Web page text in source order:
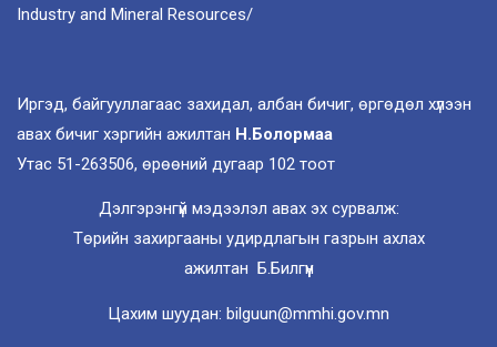
Industry and Mineral Resources/
Иргэд, байгууллагаас захидал, албан бичиг, өргөдөл хүлээн
авах бичиг хэргийн ажилтан Н.Болормаа
Утас 51-263506, өрөөний дугаар 102 тоот
Дэлгэрэнгүй мэдээлэл авах эх сурвалж:
Төрийн захиргааны удирдлагын газрын ахлах
ажилтан Б.Билгүүн
Цахим шуудан: bilguun@mmhi.gov.mn